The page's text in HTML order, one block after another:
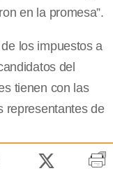
en la promesa”.
los impuestos a
del
tienen con las
representantes de